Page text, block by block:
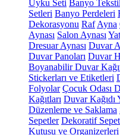
Uyku Seti Banyo Tekstil
Setleri Banyo Perdeleri
Dekorasyonu Raf Ayna
Aynası Salon Aynası
Dresuar Aynası Duvar
Duvar Panoları Duvar
Boyanabilir Duvar
Stickerları ve Etiketleri
Folyolar Çocuk Odası
Kağıtları Duvar Kağıdı
Düzenleme ve Saklama
Sepetler Dekoratif
Kutusu ve Organizerleri